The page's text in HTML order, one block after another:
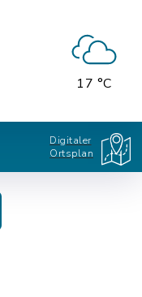
17 °C
Digitaler
Ortsplan